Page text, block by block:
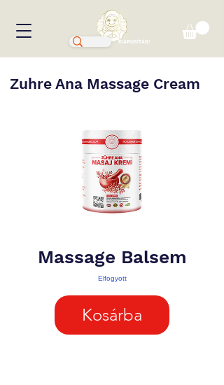
KIÁRUSÍTÁS!
Zuhre Ana Massage Cream
Massage Balsem
Elfogyott
Kosárba